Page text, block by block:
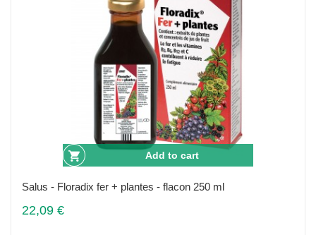
Add to cart
Salus - Floradix fer + plantes - flacon 250 ml
22,09 €